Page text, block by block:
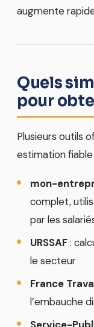
augmente
Quels
pour
Plusieurs outils
estimation
mon-
complet,
par les
URSSAF:
le secteur
France
l’embauche